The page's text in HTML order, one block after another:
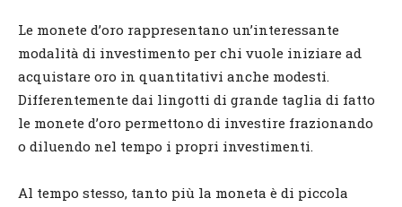
Le monete d’oro rappresentano un’interessante
modalità di investimento per chi vuole iniziare ad
acquistare oro in quantitativi anche modesti.
Differentemente dai lingotti di grande taglia di fatto
le monete d’oro permettono di investire frazionando
o diluendo nel tempo i propri investimenti.
Al tempo stesso, tanto più la moneta è di piccola